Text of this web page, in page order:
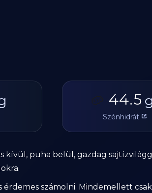
🥔 44.5 g
Szénhidrát
kívül, puha belül, gazdag
számolni. Mindemellett